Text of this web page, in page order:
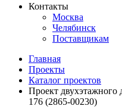
Контакты
Москва
Челябинск
Поставщикам
Главная
Проекты
Каталог проектов
Проект двухэтажного
176 (2865-00230)